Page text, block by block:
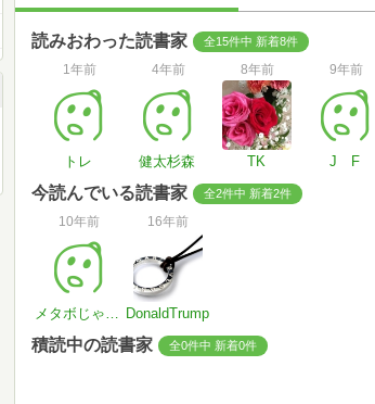
読みおわった読書家 全15件中 新着8件
1年前
トレ
4年前
健太杉森
8年前
TK
9年前
J F
今読んでいる読書家 全2件中 新着2件
10年前
メタボじゃない
16年前
DonaldTrump
積読中の読書家 全0件中 新着0件